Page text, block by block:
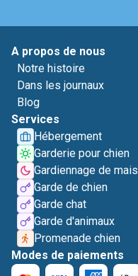
A propos de nous
Notre histoire
Dans les journaux
Blog
Services
Hébergement
Garderie pour chien
Gardiennage de
Garde de chien
Garde chat
Garde d'animaux
Promenade chien
Modes de paiements